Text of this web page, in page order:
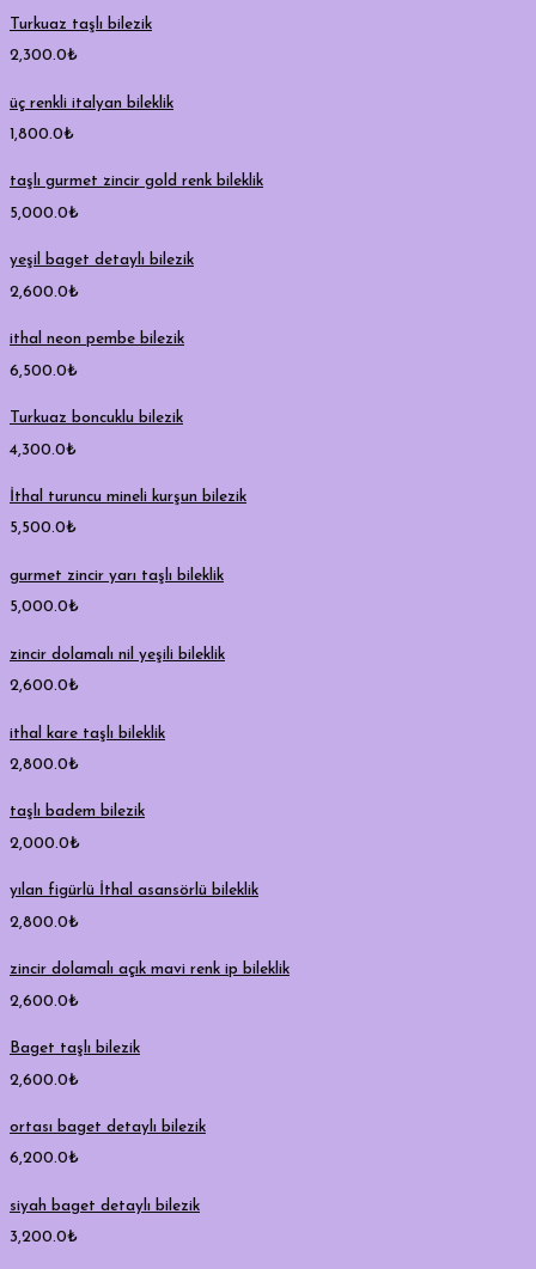
Turkuaz taşlı bilezik
2,300.0₺
üç renkli italyan bileklik
1,800.0₺
taşlı gurmet zincir gold renk bileklik
5,000.0₺
yeşil baget detaylı bilezik
2,600.0₺
ithal neon pembe bilezik
6,500.0₺
Turkuaz boncuklu bilezik
4,300.0₺
İthal turuncu mineli kurşun bilezik
5,500.0₺
gurmet zincir yarı taşlı bileklik
5,000.0₺
zincir dolamalı nil yeşili bileklik
2,600.0₺
ithal kare taşlı bileklik
2,800.0₺
taşlı badem bilezik
2,000.0₺
yılan figürlü İthal asansörlü bileklik
2,800.0₺
zincir dolamalı açık mavi renk ip bileklik
2,600.0₺
Baget taşlı bilezik
2,600.0₺
ortası baget detaylı bilezik
6,200.0₺
siyah baget detaylı bilezik
3,200.0₺